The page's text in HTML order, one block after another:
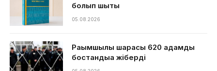
болып шықты
05.08.2026
Рақымшылық шарасы 620 адамды
бостандыққа жіберді